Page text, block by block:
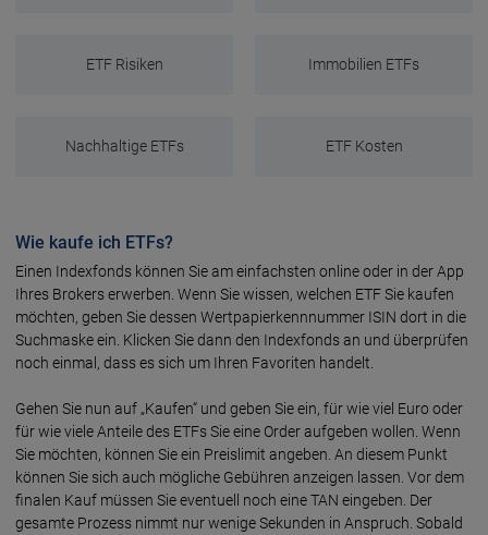
ETF Risiken Immobilien ETFs
Nachhaltige ETFs ETF Kosten
Wie kaufe ich ETFs?
Einen Indexfonds können Sie am einfachsten online oder in der App
Ihres Brokers erwerben. Wenn Sie wissen, welchen ETF Sie kaufen
möchten, geben Sie dessen Wert­papier­kenn­nummer ISIN dort in die
Such­maske ein. Klicken Sie dann den Index­fonds an und über­prüfen
noch einmal, dass es sich um Ihren Favo­riten handelt.
Gehen Sie nun auf „Kaufen“ und geben Sie ein, für wie viel Euro oder
für wie viele An­teile des ETFs Sie eine Order auf­geben wollen. Wenn
Sie möchten, können Sie ein Preis­limit angeben. An diesem Punkt
können Sie sich auch mög­liche Gebüh­ren anzeigen lassen. Vor dem
finalen Kauf müssen Sie even­tuell noch eine TAN ein­geben. Der
gesamte Pro­zess nimmt nur wenige Sekunden in Anspruch. Sobald